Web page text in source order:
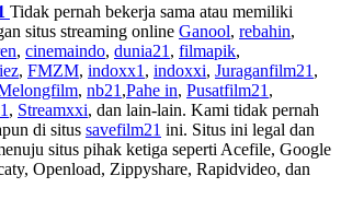
Tidak pernah bekerja sama atau memiliki
situs streaming online Ganool, rebahin,
, cinemaindo, dunia21 , filmapik,
, FMZM, indoxx1 , indoxxi, Juraganfilm21 ,
, nb21 ,Pahe in, Pusatfilm21 ,
, Streamxxi, dan lain-lain. Kami tidak pernah
di situs savefilm21 ini. Situs ini legal dan
situs pihak ketiga seperti Acefile, Google
Openload, Zippyshare, Rapidvideo, dan